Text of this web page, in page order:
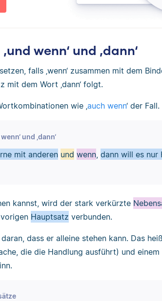
wenn‘ und ‚dann‘
falls ‚wenn‘ zusammen mit dem
mit dem Wort ‚dann‘ folgt.
wie ‚auch wenn‘ der Fall.
und ‚dann‘
mit anderen und wenn, dann will es nur
kannst, wird der stark verkürzte
vorigen Hauptsatz verbunden.
dass er alleine stehen kann. Das
die die Handlung ausführt) und